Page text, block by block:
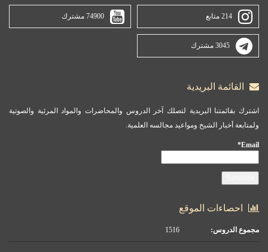
214 متابع 74900 مشترك
3045 مشترك
القائمة البريدية
اشترك بقائمتنا البريدية لتصلك آخر الدروس والمحاضرات والمواد المرئية والصوتية
ولمتابعة أخبار الشيخ ومواعيد مجالسه العلمية.
Email*
احصاءات الموقع
مجموع الدروس: